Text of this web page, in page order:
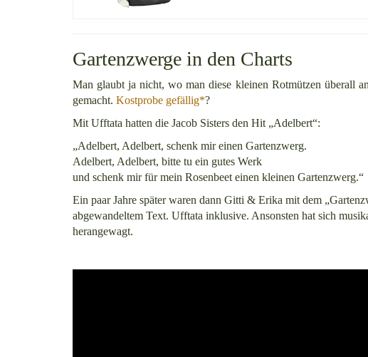
Gartenzwerge in den Charts
Man glaubt ja nicht, wo man diese kleinen Rotmützen überall
gemacht. Kostprobe gefällig*?
Mit Ufftata hatten die Jacob Sisters den Hit „Adelbert“:
„Adelbert, Adelbert, schenk mir einen Gartenzwerg.
Adelbert, Adelbert, bitte tu ein gutes Werk
und schenk mir für mein Rosenbeet einen kleinen Gartenzwerg.“
Ein paar Jahre später waren dann Gitti & Erika mit dem
abgewandeltem Text. Ufftata inklusive. Ansonsten hat sich
herangewagt.